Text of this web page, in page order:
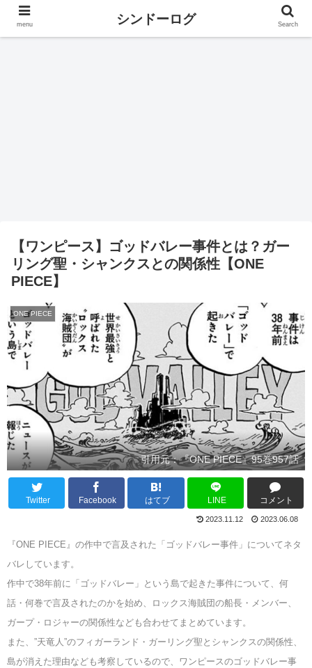
【ワンピース】ゴッドバレー事件とは？ガー
リング聖・シャンクスとの関係性【ONE
PIECE】
ONE PIECE
引用元：『ONE PIECE』95巻957話
Twitter Facebook はてブ LINE コメント
2023.11.12 2023.06.08
『ONE PIECE』の作中で言及された「ゴッドバレー事件」についてネタ
バレしています。
作中で38年前に「ゴッドバレー」という島で起きた事件について、何
話・何巻で言及されたのかを始め、ロックス海賊団の船長・メンバー、
ガープ・ロジャーの関係性なども合わせてまとめています。
また、”天竜人”のフィガーランド・ガーリング聖とシャンクスの関係性、
島が消えた理由なども考察しているので、ワンピースのゴッドバレー事
menu シンドーログ Search